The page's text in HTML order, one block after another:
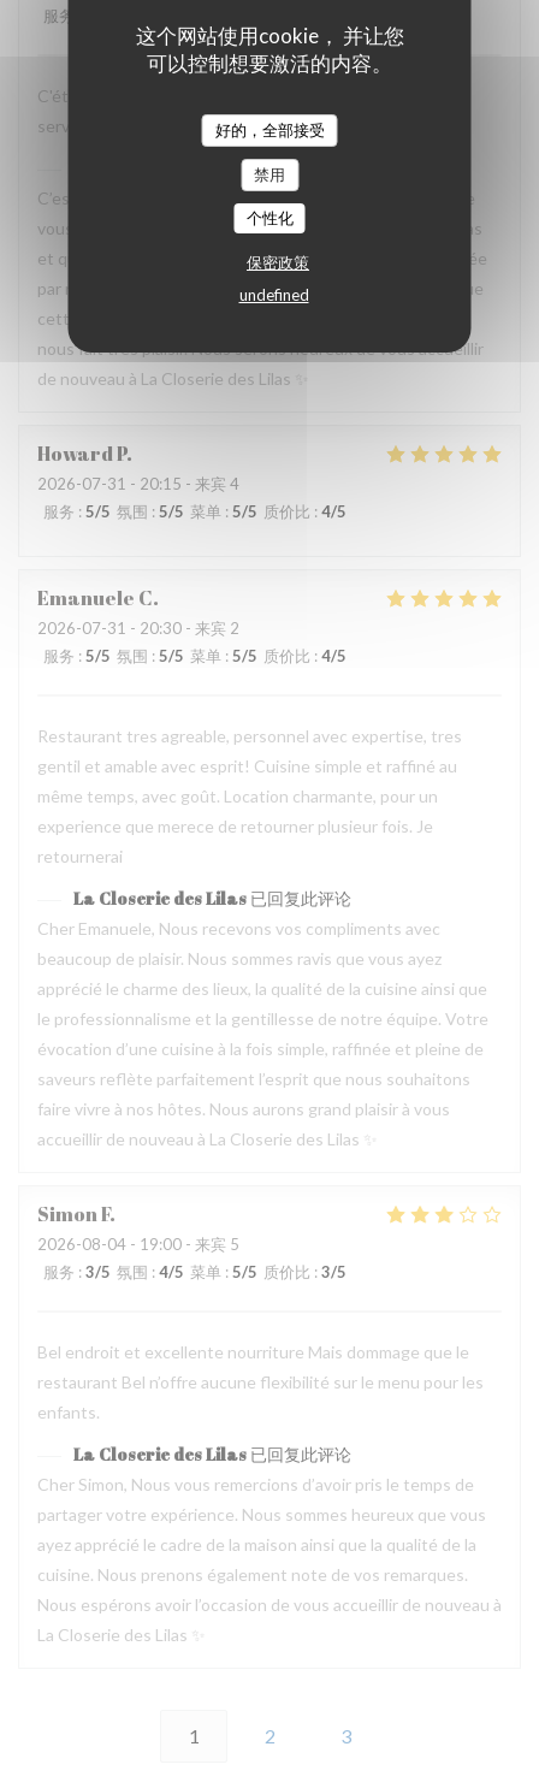
这个网站使用cookie， 并让您
可以控制想要激活的内容。
好的，全部接受
禁用
个性化
保密政策
undefined
服务
C'était très bien passé et mes amis sont ravis d'avoir les
services attentionnés et les plats savoureux.
La Closerie des Lilas已回复此评论
C’est un plaisir de lire votre retour. Nous sommes ravis que
vous ayez passé un agréable moment à La Closerie des Lilas
et que vos amis aient également apprécié l’attention portée
par notre équipe ainsi que la qualité de la cuisine. Savoir que
cette expérience a contribué à la réussite de votre repas
nous fait très plaisir. Nous serons heureux de vous accueillir
de nouveau à La Closerie des Lilas ✨
HowardP
2026-07-31 - 20:15 - 来宾 4
服务 : 5/5 氛围 : 5/5 菜单 : 5/5 质价比 : 4/5
Emanuele C
2026-07-31 - 20:30 - 来宾 2
服务 : 5/5 氛围 : 5/5 菜单 : 5/5 质价比 : 4/5
Restaurant tres agreable, personnel avec expertise, tres
gentil et amable avec esprit! Cuisine simple et raffiné au
même temps, avec goût. Location charmante, pour un
experience que merece de retourner plusieur fois. Je
retournerai
La Closerie des Lilas 已回复此评论
Cher Emanuele, Nous recevons vos compliments avec
beaucoup de plaisir. Nous sommes ravis que vous ayez
apprécié le charme des lieux, la qualité de la cuisine ainsi que
le professionnalisme et la gentillesse de notre équipe. Votre
évocation d’une cuisine à la fois simple, raffinée et pleine de
saveurs reflète parfaitement l’esprit que nous souhaitons
faire vivre à nos hôtes. Nous aurons grand plaisir à vous
accueillir de nouveau à La Closerie des Lilas ✨
SimonF
2026-08-04 - 19:00 - 来宾 5
服务 : 3/5 氛围 : 4/5 菜单 : 5/5 质价比 : 3/5
Bel endroit et excellente nourriture Mais dommage que le
restaurant Bel n’offre aucune flexibilité sur le menu pour les
enfants.
La Closerie des Lilas 已回复此评论
Cher Simon, Nous vous remercions d’avoir pris le temps de
partager votre expérience. Nous sommes heureux que vous
ayez apprécié le cadre de la maison ainsi que la qualité de la
cuisine. Nous prenons également note de vos remarques.
Nous espérons avoir l’occasion de vous accueillir de nouveau à
La Closerie des Lilas ✨
1 2 3